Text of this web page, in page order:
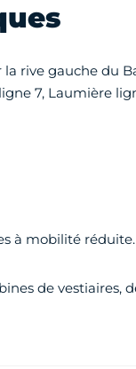
rive gauche du
7, Laumière
à mobilité réduite.
de vestiaires,